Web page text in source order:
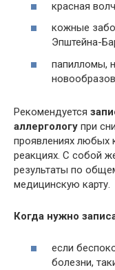
красная
кожные
Эпштейна-
папилломы,
Рекомендуется
аллергологу при
проявлениях любых
реакциях. С собой
результаты по
медицинскую карту.
Когда нужно
если
болезни,